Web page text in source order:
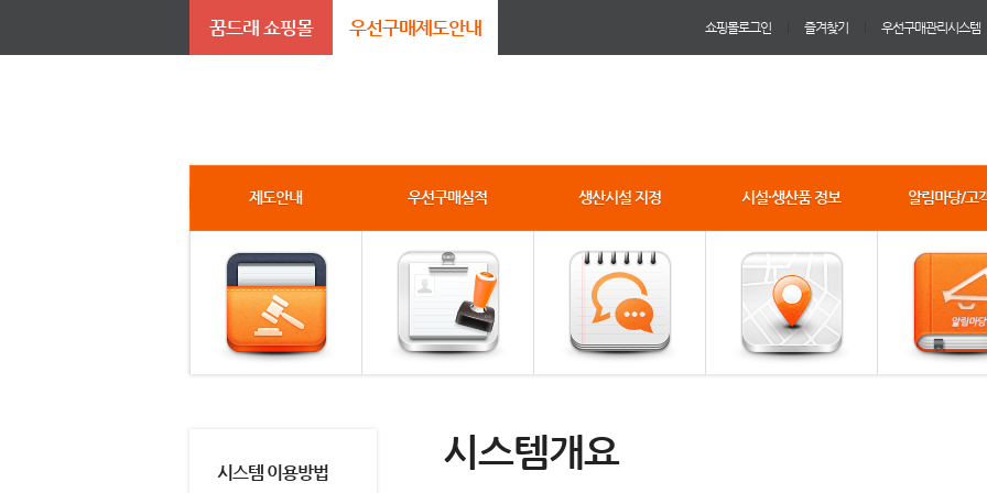
꿈드래 쇼핑몰 우선구매제도안내 쇼핑몰로그인 즐겨찾기 우선구매관리시스템
제도안내 우선구매실적 생산시설 지정 시설·생산품 정보 알림마당/고
시스템 이용방법 시스템개요